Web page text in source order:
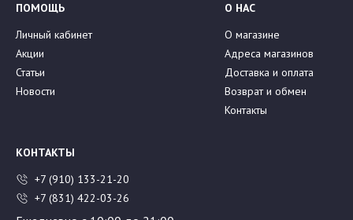
ПОМОЩЬ
Личный кабинет
Акции
Статьи
Новости
О НАС
О магазине
Адреса магазинов
Доставка и оплата
Возврат и обмен
Контакты
КОНТАКТЫ
+7 (910) 133-21-20
+7 (831) 422-03-26